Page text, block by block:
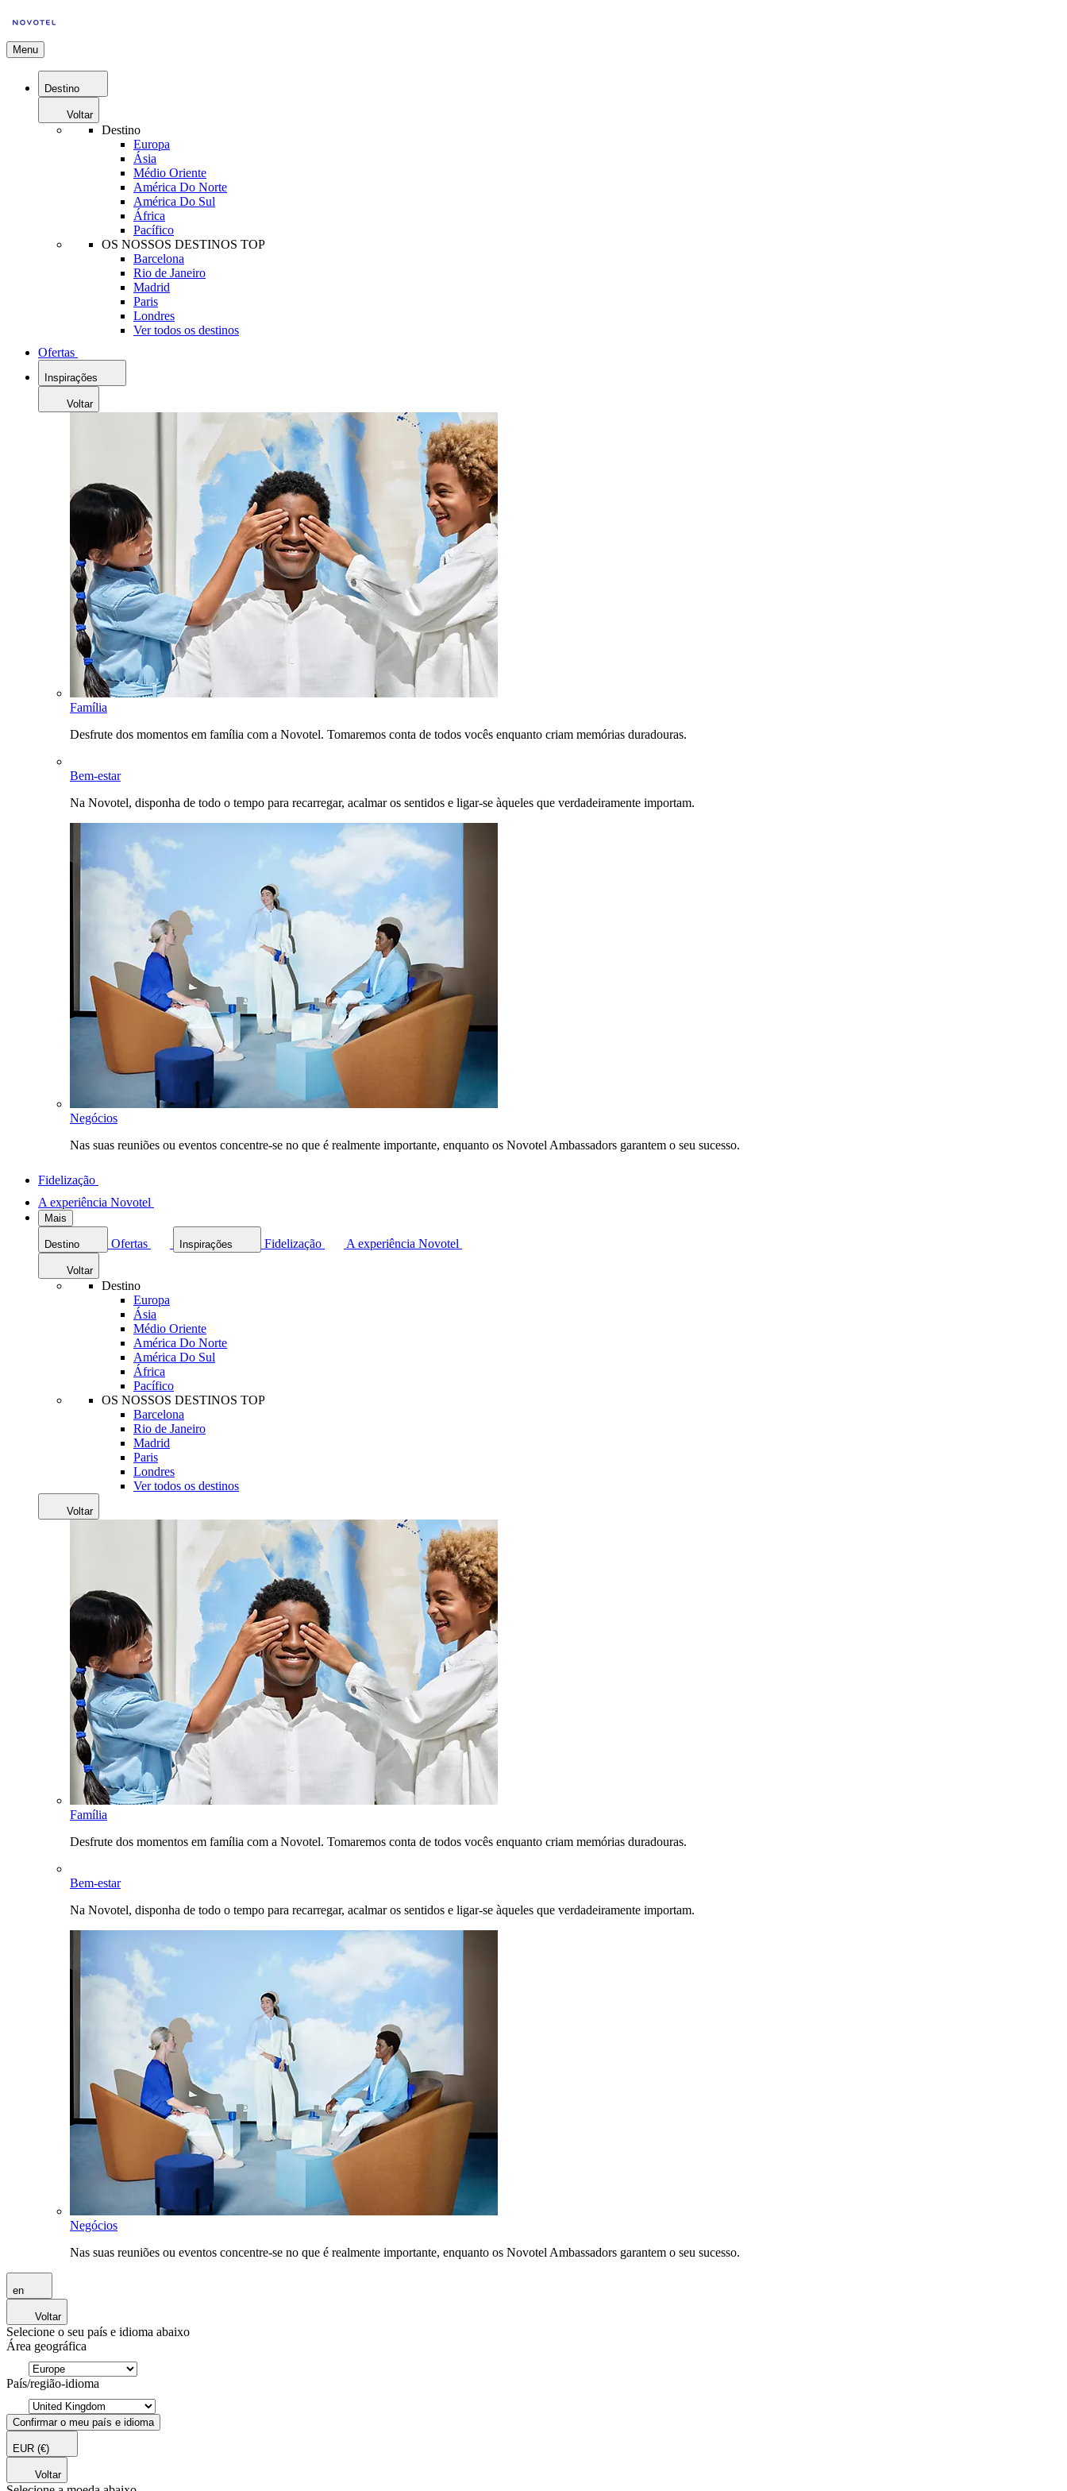
Menu
Destino
Voltar
Destino
Europa
Ásia
Médio Oriente
América Do Norte
América Do Sul
África
Pacífico
OS NOSSOS DESTINOS TOP
Barcelona
Rio de Janeiro
Madrid
Paris
Londres
Ver todos os destinos
Ofertas
Inspirações
Voltar
Família
Desfrute dos momentos em família com a Novotel. Tomaremos conta de todos vocês enquanto criam memórias duradouras.
Bem-estar
Na Novotel, disponha de todo o tempo para recarregar, acalmar os sentidos e ligar-se àqueles que verdadeiramente importam.
Negócios
Nas suas reuniões ou eventos concentre-se no que é realmente importante, enquanto os Novotel Ambassadors garantem o seu sucesso.
Fidelização
A experiência Novotel
Mais
Destino Ofertas Inspirações Fidelização A experiência Novotel
Voltar
Destino
Europa
Ásia
Médio Oriente
América Do Norte
América Do Sul
África
Pacífico
OS NOSSOS DESTINOS TOP
Barcelona
Rio de Janeiro
Madrid
Paris
Londres
Ver todos os destinos
Voltar
Família
Desfrute dos momentos em família com a Novotel. Tomaremos conta de todos vocês enquanto criam memórias duradouras.
Bem-estar
Na Novotel, disponha de todo o tempo para recarregar, acalmar os sentidos e ligar-se àqueles que verdadeiramente importam.
Negócios
Nas suas reuniões ou eventos concentre-se no que é realmente importante, enquanto os Novotel Ambassadors garantem o seu sucesso.
en
Voltar
Selecione o seu país e idioma abaixo
Área geográfica
País/região-idioma
Confirmar o meu país e idioma
EUR (€)
Voltar